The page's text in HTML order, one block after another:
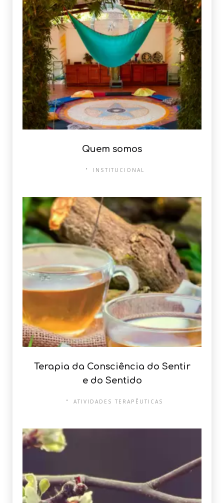
Quem somos
INSTITUCIONAL
Terapia da Consciência do Sentir
e do Sentido
ATIVIDADES TERAPÊUTICAS